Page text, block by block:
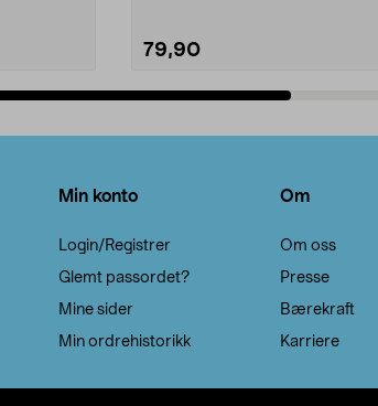
79,90
Min konto
Login/Registrer
Glemt passordet?
Mine sider
Min ordrehistorikk
Om
Om oss
Presse
Bærekraft
Karriere